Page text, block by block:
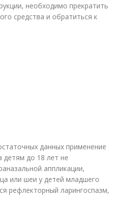
необходимо прекратить
средства и обратиться к
данных применение
детям до 18 лет не
аппликации,
или шеи у детей младшего
рефлекторный ларингоспазм,